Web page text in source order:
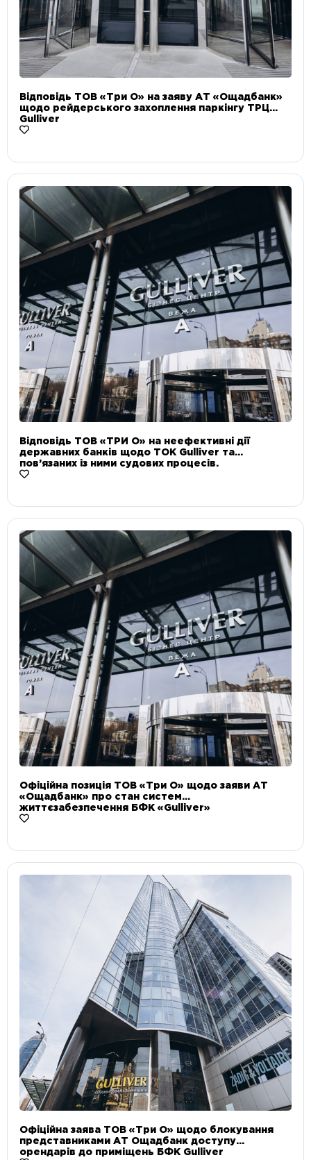
Відповідь ТОВ «Три О» на заяву АТ «Ощадбанк»
щодо рейдерського захоплення паркінгу ТРЦ
Gulliver
Відповідь ТОВ «ТРИ О» на неефективні дії
державних банків щодо ТОК Gulliver та
пов’язаних із ними судових процесів.
Офіційна позиція ТОВ «Три О» щодо заяви АТ
«Ощадбанк» про стан систем
життєзабезпечення БФК «Gulliver»
Офіційна заява ТОВ «Три О» щодо блокування
представниками АТ Ощадбанк доступу
орендарів до приміщень БФК Gulliver